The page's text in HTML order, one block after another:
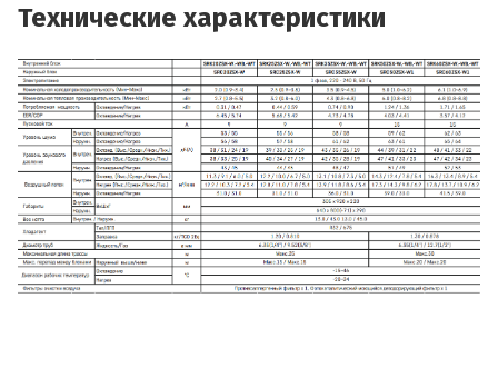
Технические характеристики